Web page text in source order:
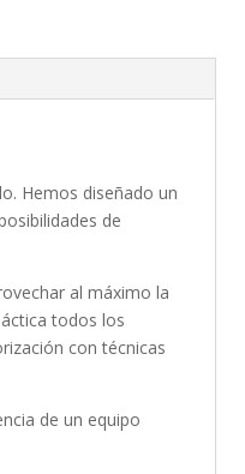
Hemos diseñado un
de
al máximo la
todos los
con técnicas
de un equipo